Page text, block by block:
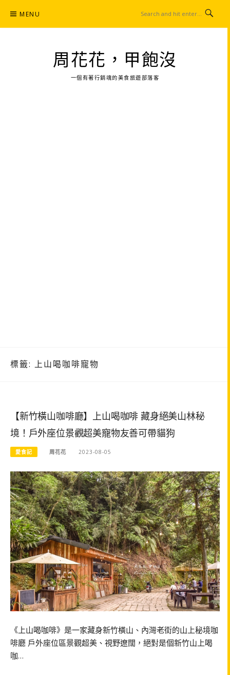
content
MENU
周花花，甲飽沒
一個有著行銷魂的美食旅遊部落客
標籤: 上山喝咖啡寵物
【新竹橫山咖啡廳】上山喝咖啡 藏身絕美山林秘
境！戶外座位景觀超美寵物友善可帶貓狗
愛食記 周花花 2023-08-05
《上山喝咖啡》是一家藏身新竹橫山、內灣老街的山上秘境咖
啡廳 戶外座位區景觀超美、視野遼闊，絕對是個新竹山上喝
咖…